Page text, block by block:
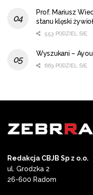
Prof. Mariusz
stanu klęski
553 PODZIEL SIĘ
Wyszukani –
663 PODZIEL SIĘ
Redakcja CBJB Sp z o.o.
ul. Grodzka 2
26-600 Radom